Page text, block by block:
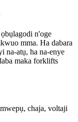
n'oge
mma. Ha dabara
na-atụ, ha na-enye
maka forklifts
chaja, voltaji